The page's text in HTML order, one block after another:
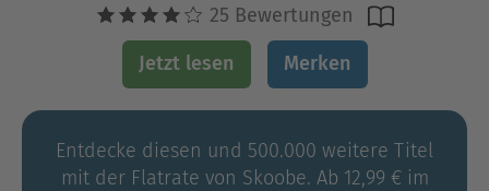
25 Bewertungen
Jetzt lesen Merken
Entdecke diesen und 500.000 weitere Titel
mit der Flatrate von Skoobe. Ab 12,99 € im